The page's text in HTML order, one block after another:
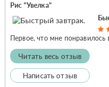
Рис "Увелка"
Первое, что мне понравилось
Читать весь отзыв
Написать отзыв